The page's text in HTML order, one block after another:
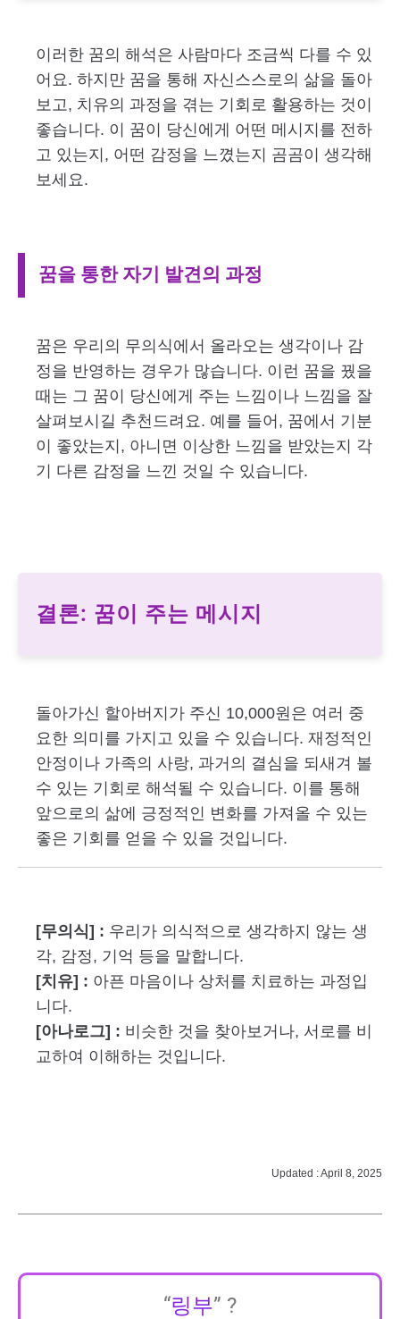
이러한 꿈의 해석은 사람마다 조금씩 다를 수 있
어요. 하지만 꿈을 통해 자신스스로의 삶을 돌아
보고, 치유의 과정을 겪는 기회로 활용하는 것이
좋습니다. 이 꿈이 당신에게 어떤 메시지를 전하
고 있는지, 어떤 감정을 느꼈는지 곰곰이 생각해
보세요.
꿈을 통한 자기 발견의 과정
꿈은 우리의 무의식에서 올라오는 생각이나 감
정을 반영하는 경우가 많습니다. 이런 꿈을 꿨을
때는 그 꿈이 당신에게 주는 느낌이나 느낌을 잘
살펴보시길 추천드려요. 예를 들어, 꿈에서 기분
이 좋았는지, 아니면 이상한 느낌을 받았는지 각
기 다른 감정을 느낀 것일 수 있습니다.
결론: 꿈이 주는 메시지
돌아가신 할아버지가 주신 10,000원은 여러 중
요한 의미를 가지고 있을 수 있습니다. 재정적인
안정이나 가족의 사랑, 과거의 결심을 되새겨 볼
수 있는 기회로 해석될 수 있습니다. 이를 통해
앞으로의 삶에 긍정적인 변화를 가져올 수 있는
좋은 기회를 얻을 수 있을 것입니다.
[무의식] : 우리가 의식적으로 생각하지 않는 생
각, 감정, 기억 등을 말합니다.
[치유] : 아픈 마음이나 상처를 치료하는 과정입
니다.
[아나로그] : 비슷한 것을 찾아보거나, 서로를 비
교하여 이해하는 것입니다.
Updated : April 8, 2025
“링부” ?